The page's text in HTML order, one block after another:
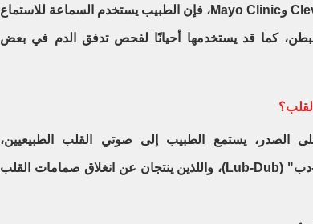
ووفقًا لـ Cleveland Clinic وMayo Clinic، فإن الطبيب يستخدم السماعة للاستماع
كما قد يستخدمها أحيانًا لفحص تدفق الدم في بعض
الصدر، يستمع الطبيب إلى صوتي القلب الطبيعيين،
المعروفين باسم "لوب-دب" (Lub-Dub)، واللذين ينتجان عن انغلاق صمامات القلب